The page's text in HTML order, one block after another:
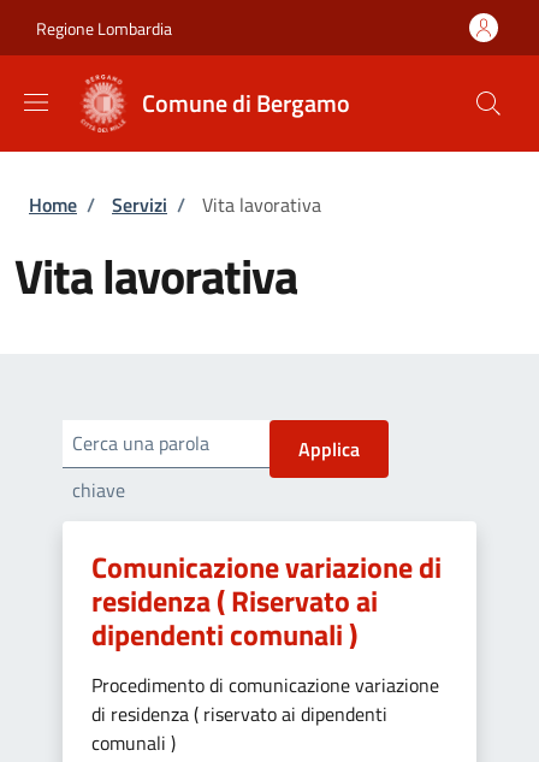
Regione Lombardia
Comune di Bergamo
Briciole di pane
Home / Servizi / Vita lavorativa
Vita lavorativa
Cerca una parola
chiave
Comunicazione variazione di
residenza ( Riservato ai
dipendenti comunali )
Procedimento di comunicazione variazione
di residenza ( riservato ai dipendenti
comunali )